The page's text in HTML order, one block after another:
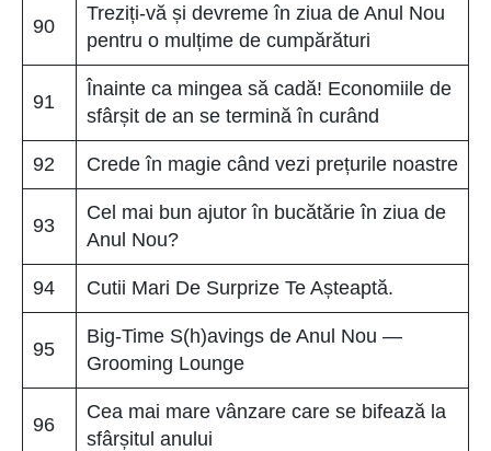
90
Treziți-vă și devreme în ziua de Anul Nou
pentru o mulțime de cumpărături
91
Înainte ca mingea să cadă! Economiile de
sfârșit de an se termină în curând
92 Crede în magie când vezi prețurile noastre
93
Cel mai bun ajutor în bucătărie în ziua de
Anul Nou?
94 Cutii Mari De Surprize Te Așteaptă.
95
Big-Time S(h)avings de Anul Nou —
Grooming Lounge
96
Cea mai mare vânzare care se bifează la
sfârșitul anului